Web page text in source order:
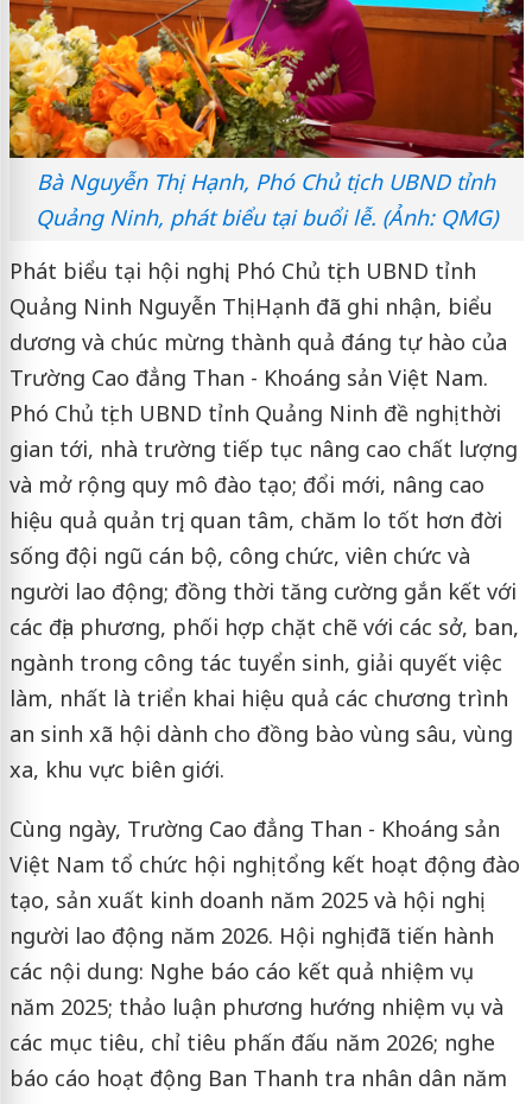
Bà Nguyễn Thị Hạnh, Phó Chủ tịch UBND tỉnh
Quảng Ninh, phát biểu tại buổi lễ. (Ảnh: QMG)
Phát biểu tại hội nghị, Phó Chủ tịch UBND tỉnh
Quảng Ninh Nguyễn Thị Hạnh đã ghi nhận, biểu
dương và chúc mừng thành quả đáng tự hào của
Trường Cao đẳng Than - Khoáng sản Việt Nam.
Phó Chủ tịch UBND tỉnh Quảng Ninh đề nghị thời
gian tới, nhà trường tiếp tục nâng cao chất lượng
và mở rộng quy mô đào tạo; đổi mới, nâng cao
hiệu quả quản trị; quan tâm, chăm lo tốt hơn đời
sống đội ngũ cán bộ, công chức, viên chức và
người lao động; đồng thời tăng cường gắn kết với
các địa phương, phối hợp chặt chẽ với các sở, ban,
ngành trong công tác tuyển sinh, giải quyết việc
làm, nhất là triển khai hiệu quả các chương trình
an sinh xã hội dành cho đồng bào vùng sâu, vùng
xa, khu vực biên giới.
Cùng ngày, Trường Cao đẳng Than - Khoáng sản
Việt Nam tổ chức hội nghị tổng kết hoạt động đào
tạo, sản xuất kinh doanh năm 2025 và hội nghị
người lao động năm 2026. Hội nghị đã tiến hành
các nội dung: Nghe báo cáo kết quả nhiệm vụ
năm 2025; thảo luận phương hướng nhiệm vụ và
các mục tiêu, chỉ tiêu phấn đấu năm 2026; nghe
báo cáo hoạt động Ban Thanh tra nhân dân năm